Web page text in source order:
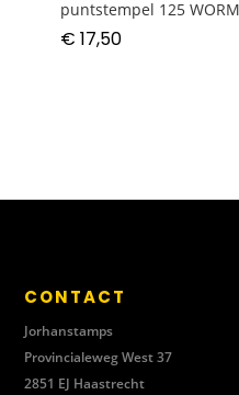
puntstempel 125
€ 17,50
CONTACT
Jorhanstamps
Provincialeweg West 37
2851 EJ Haastrecht